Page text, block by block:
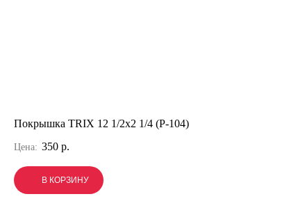
Покрышка TRIX 12 1/2x2 1/4 (P-104)
Цена: 350 р.
В КОРЗИНУ
В КОРЗИНУ
В КОРЗИНУ